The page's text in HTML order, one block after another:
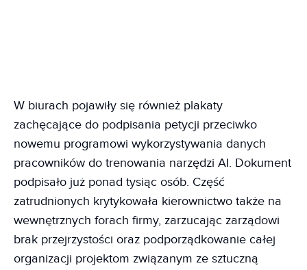
W biurach pojawiły się również plakaty
zachęcające do podpisania petycji przeciwko
nowemu programowi wykorzystywania danych
pracowników do trenowania narzędzi AI. Dokument
podpisało już ponad tysiąc osób. Część
zatrudnionych krytykowała kierownictwo także na
wewnętrznych forach firmy, zarzucając zarządowi
brak przejrzystości oraz podporządkowanie całej
organizacji projektom związanym ze sztuczną